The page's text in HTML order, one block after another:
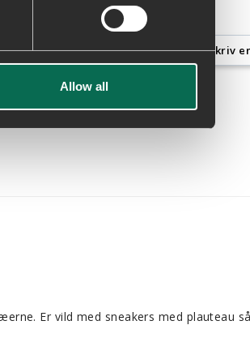
Allow all
Skriv
Er vild med sneakers med plauteau